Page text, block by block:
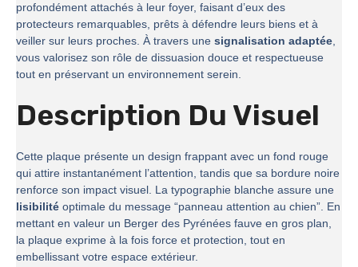
profondément attachés à leur foyer, faisant d’eux des
protecteurs remarquables, prêts à défendre leurs biens et à
veiller sur leurs proches. À travers une signalisation adaptée,
vous valorisez son rôle de dissuasion douce et respectueuse
tout en préservant un environnement serein.
Description Du Visuel
Cette plaque présente un design frappant avec un fond rouge
qui attire instantanément l’attention, tandis que sa bordure noire
renforce son impact visuel. La typographie blanche assure une
lisibilité optimale du message “panneau attention au chien”. En
mettant en valeur un Berger des Pyrénées fauve en gros plan,
la plaque exprime à la fois force et protection, tout en
embellissant votre espace extérieur.